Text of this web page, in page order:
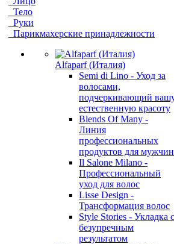
Тело
Руки
Парикмахерские принадлежности
Alfaparf (Италия)
Semi di Lino - Уход за
волосами,
подчеркивающий
естественную красоту
Blends Of Many -
Линия
профессиональных
продуктов для мужчин
Il Salone Milano -
Профессиональный
уход для волос
Lisse Design -
Трансформация волос
Style Stories - Укладка с
безупречным
результатом